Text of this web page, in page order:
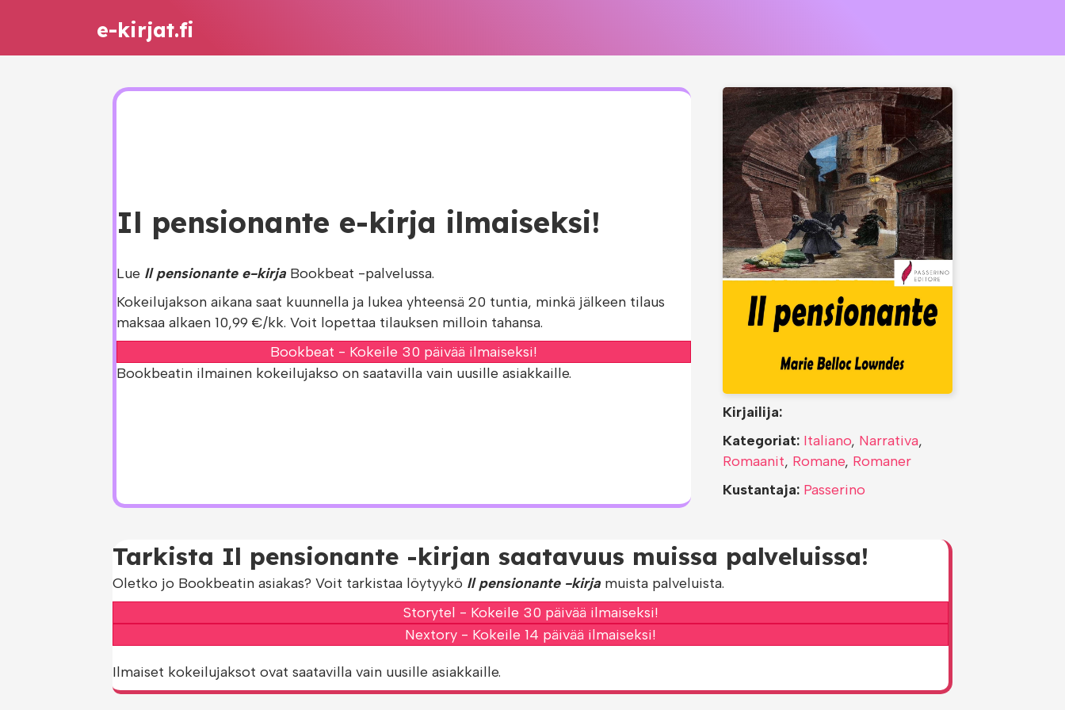
e-kirjat.fi
Il pensionante e-kirja ilmaiseksi!
Lue Il pensionante e-kirja Bookbeat -palvelussa.
Kokeilujakson aikana saat kuunnella ja lukea yhteensä 20 tuntia, minkä jälkeen tilaus
maksaa alkaen 10,99 €/kk. Voit lopettaa tilauksen milloin tahansa.
Bookbeat - Kokeile 30 päivää ilmaiseksi!
Bookbeatin ilmainen kokeilujakso on saatavilla vain uusille asiakkaille.
Kirjailija:
Kategoriat: Italiano, Narrativa,
Romaanit, Romane, Romaner
Kustantaja: Passerino
Tarkista Il pensionante -kirjan saatavuus muissa palveluissa!
Oletko jo Bookbeatin asiakas? Voit tarkistaa löytyykö Il pensionante -kirja muista palveluista.
Storytel - Kokeile 30 päivää ilmaiseksi!
Nextory - Kokeile 14 päivää ilmaiseksi!
Ilmaiset kokeilujaksot ovat saatavilla vain uusille asiakkaille.